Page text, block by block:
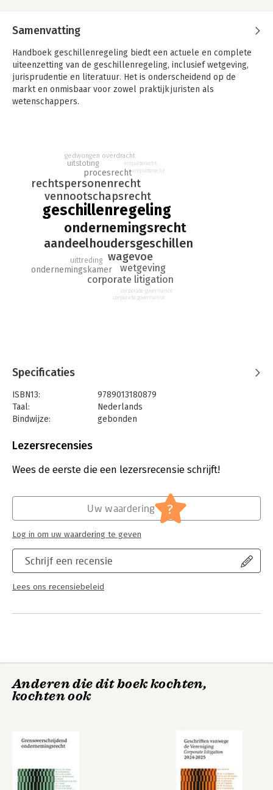
Samenvatting
Handboek geschillenregeling biedt een actuele en complete
uiteenzetting van de geschillenregeling, inclusief wetgeving,
jurisprudentie en literatuur. Het is onderscheidend op de
markt en onmisbaar voor zowel praktijkjuristen als
wetenschappers.
praktijkjuristen, zoals rechters, notarissen en advocaten.
Handboek geschillenregeling:
- Actuele en complete uiteenzetting van de geschillenregeling,
inclusief wetgeving, jurisprudentie en literatuur.
- Onderscheidend op de markt en biedt een overzicht van alle
facetten van de huidige geschillenregeling.
- Sluit aan bij de nieuwe geschillenregeling per 1 januari 2025
(Wet aanpassing geschillenregeling en verduidelijking
ontvankelijkheidseisen enquêteprocedure).
geschillenregeling
ondernemingsrecht
aandeelhoudersgeschillen
vennootschapsrecht
wagevoe
rechtspersonenrecht
wetgeving
corporate litigation
procesrecht
ondernemingskamer
uittreding
uitstoting
gedwongen overdracht
enquêterecht
corporate governance
enquêterecht
corporate governance
Specificaties
ISBN13:
9789013180879
Taal:
Nederlands
Bindwijze:
gebonden
Uitgever:
Verschijningsdatum:
22-5-2025
Enqueterecht
Serie:
Serie vanwege het Van der Heijden
Lezersrecensies
Wees de eerste die een lezersrecensie schrijft!
Schrijf een recensie
Lees ons recensiebeleid
Uw waardering ?
Log in om uw waardering te geven
Anderen die dit boek kochten,
kochten ook